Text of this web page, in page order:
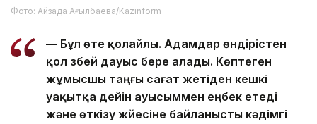
Фото: Айзада Ағылбаева/Kazinform
— Бұл өте қолайлы. Адамдар өндірістен
қол үзбей дауыс бере алады. Көптеген
жұмысшы таңғы сағат жетіден кешкі
уақытқа дейін ауысыммен еңбек етеді
және өткізу жүйесіне байланысты кәдімгі